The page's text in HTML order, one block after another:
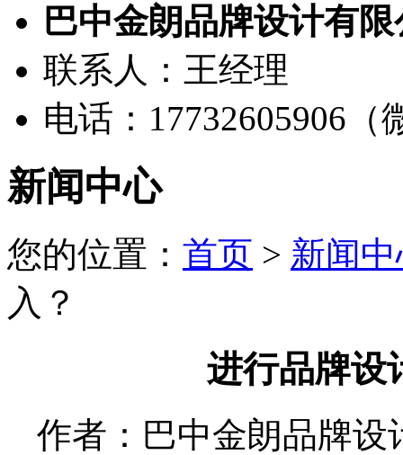
巴中金朗品牌设计有
联系人：王经理
电话：17732605906（
新闻中心
您的位置： 首页 > 新闻
入？
进行品牌设
作者：巴中金朗品牌设